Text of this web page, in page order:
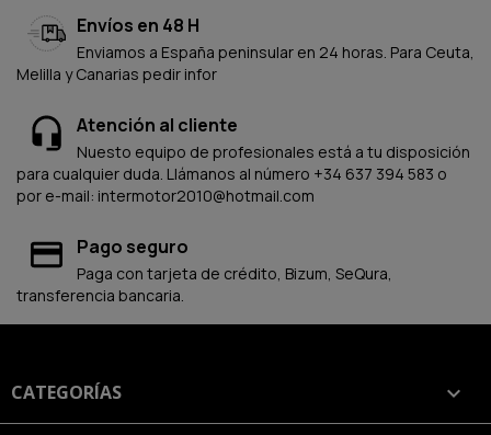
Envíos en 48 H
Enviamos a España peninsular en 24 horas. Para Ceuta,
Melilla y Canarias pedir infor
Atención al cliente
Nuesto equipo de profesionales está a tu disposición
para cualquier duda. Llámanos al número +34 637 394 583 o
por e-mail: intermotor2010@hotmail.com
Pago seguro
Paga con tarjeta de crédito, Bizum, SeQura,
transferencia bancaria.
CATEGORÍAS 